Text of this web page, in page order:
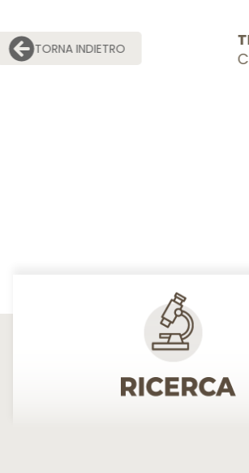
TORNA INDIETRO